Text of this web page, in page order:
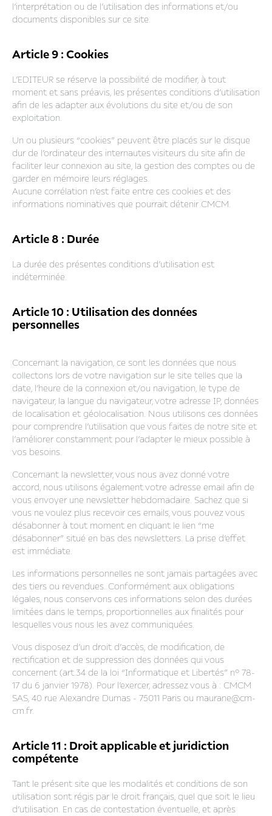
l’interprétation ou de l’utilisation des informations et/ou
documents disponibles sur ce site.
Article 9 : Cookies
L’EDITEUR se réserve la possibilité de modifier, à tout
moment et sans préavis, les présentes conditions d’utilisation
afin de les adapter aux évolutions du site et/ou de son
exploitation.
Un ou plusieurs “cookies” peuvent être placés sur le disque
dur de l’ordinateur des internautes visiteurs du site afin de
faciliter leur connexion au site, la gestion des comptes ou de
garder en mémoire leurs réglages.
Aucune corrélation n’est faite entre ces cookies et des
informations nominatives que pourrait détenir CMCM.
Article 8 : Durée
La durée des présentes conditions d’utilisation est
indéterminée.
Article 10 : Utilisation des données
personnelles
Concernant la navigation, ce sont les données que nous
collectons lors de votre navigation sur le site telles que la
date, l’heure de la connexion et/ou navigation, le type de
navigateur, la langue du navigateur, votre adresse IP, données
de localisation et géolocalisation. Nous utilisons ces données
pour comprendre l’utilisation que vous faites de notre site et
l’améliorer constamment pour l’adapter le mieux possible à
vos besoins.
Concernant la newsletter, vous nous avez donné votre
accord, nous utilisons également votre adresse email afin de
vous envoyer une newsletter hebdomadaire. Sachez que si
vous ne voulez plus recevoir ces emails, vous pouvez vous
désabonner à tout moment en cliquant le lien “me
désabonner” situé en bas des newsletters. La prise d’effet
est immédiate.
Les informations personnelles ne sont jamais partagées avec
des tiers ou revendues. Conformément aux obligations
légales, nous conservons ces informations selon des durées
limitées dans le temps, proportionnelles aux finalités pour
lesquelles vous nous les avez communiquées.
Vous disposez d’un droit d’accès, de modification, de
rectification et de suppression des données qui vous
concernent (art.34 de la loi “Informatique et Libertés” n° 78-
17 du 6 janvier 1978). Pour l’exercer, adressez vous à : CMCM
SAS, 40 rue Alexandre Dumas - 75011 Paris ou maurane@cm-
cm.fr.
Article 11 : Droit applicable et juridiction
compétente
Tant le présent site que les modalités et conditions de son
utilisation sont régis par le droit français, quel que soit le lieu
d’utilisation. En cas de contestation éventuelle, et après